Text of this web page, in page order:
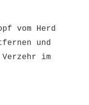
vom Herd
und
im